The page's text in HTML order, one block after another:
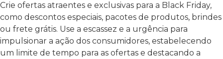
Crie ofertas atraentes e exclusivas para a Black Friday,
como descontos especiais, pacotes de produtos, brindes
ou frete grátis. Use a escassez e a urgência para
impulsionar a ação dos consumidores, estabelecendo
um limite de tempo para as ofertas e destacando a